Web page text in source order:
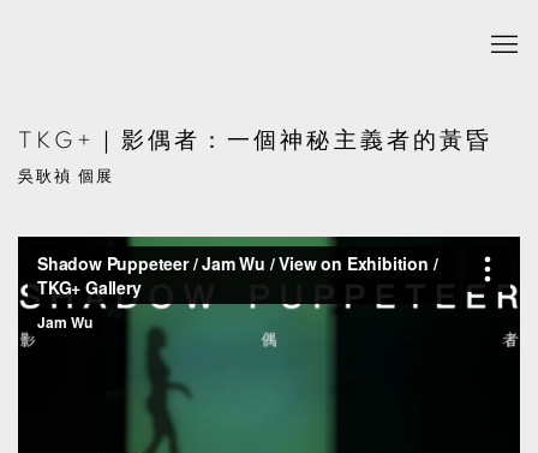
TKG+｜影偶者：一個神秘主義者的黃昏
吳耿禎 個展